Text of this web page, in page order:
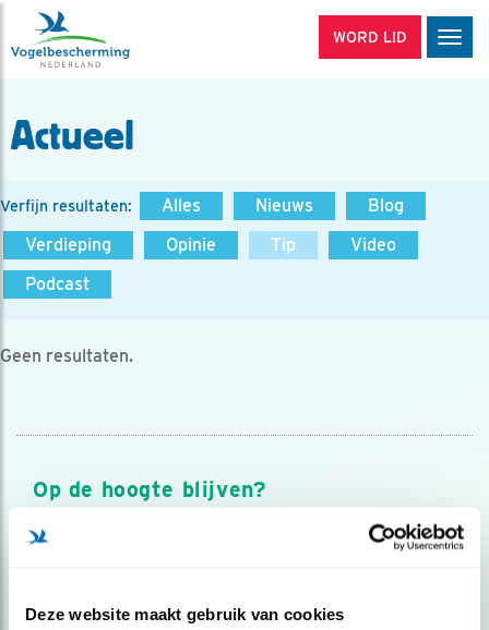
Deze website maakt gebruik van cookies
WORD LID
Actueel
Verfijn resultaten: Alles Nieuws
Blog
Verdieping
Opinie Tip
Video
Podcast
Geen resultaten.
Op de hoogte blijven?
Meld je aan en ontvang nieuws, inspiratie, acties en tips
over vogels en activiteiten van Vogelbescherming.